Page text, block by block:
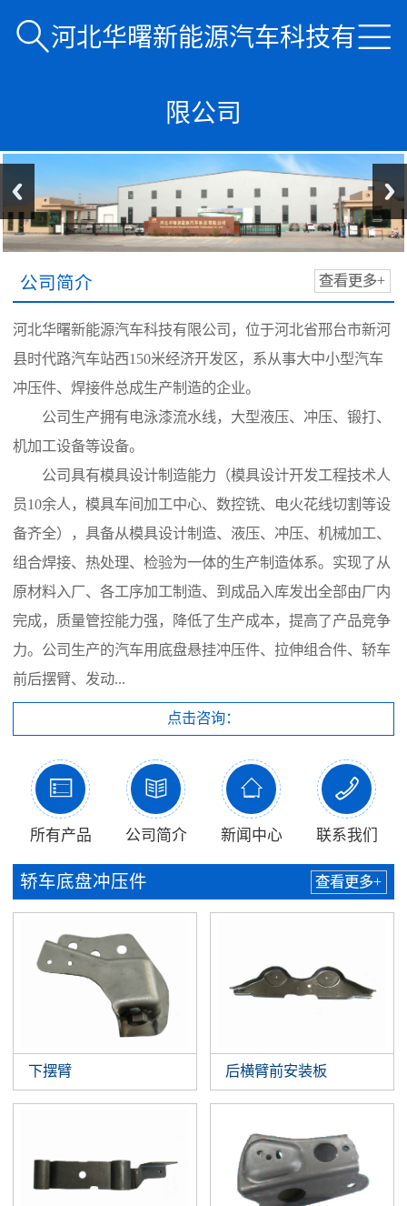

 河北华曙新能源汽车科技有
限公司
公司简介 查看更多+
河北华曙新能源汽车科技有限公司，位于河北省邢台市新河
县时代路汽车站西150米经济开发区，系从事大中小型汽车
冲压件、焊接件总成生产制造的企业。
公司生产拥有电泳漆流水线，大型液压、冲压、锻打、
机加工设备等设备。
公司具有模具设计制造能力（模具设计开发工程技术人
员10余人，模具车间加工中心、数控铣、电火花线切割等设
备齐全），具备从模具设计制造、液压、冲压、机械加工、
组合焊接、热处理、检验为一体的生产制造体系。实现了从
原材料入厂、各工序加工制造、到成品入库发出全部由厂内
完成，质量管控能力强，降低了生产成本，提高了产品竞争
力。公司生产的汽车用底盘悬挂冲压件、拉伸组合件、轿车
前后摆臂、发动...
点击咨询：

所有产品

公司简介

新闻中心

联系我们
轿车底盘冲压件 查看更多+
下摆臂 后横臂前安装板